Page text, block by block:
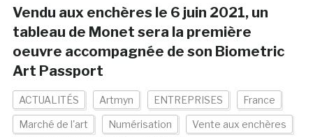
Vendu aux enchères le 6 juin 2021, un
tableau de Monet sera la première
oeuvre accompagnée de son Biometric
Art Passport
ACTUALITÉS Artmyn ENTREPRISES France
Marché de l'art Numérisation Vente aux enchères